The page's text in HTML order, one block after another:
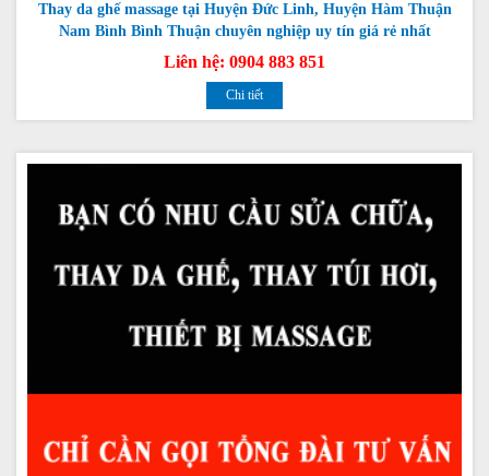
Thay da ghế massage tại Huyện Đức Linh, Huyện Hàm Thuận
Nam Bình Bình Thuận chuyên nghiệp uy tín giá rẻ nhất
Liên hệ: 0904 883 851
Chi tiết